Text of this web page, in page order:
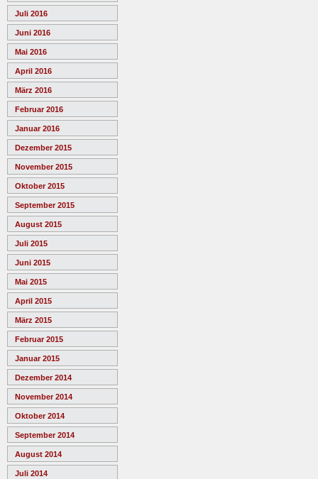
Juli 2016
Juni 2016
Mai 2016
April 2016
März 2016
Februar 2016
Januar 2016
Dezember 2015
November 2015
Oktober 2015
September 2015
August 2015
Juli 2015
Juni 2015
Mai 2015
April 2015
März 2015
Februar 2015
Januar 2015
Dezember 2014
November 2014
Oktober 2014
September 2014
August 2014
Juli 2014